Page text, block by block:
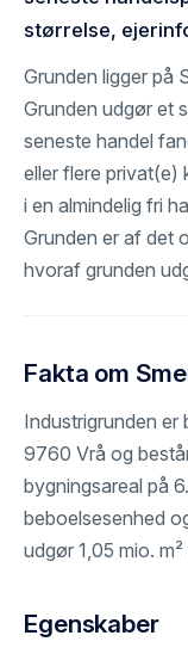
størrelse,
Grunden ligger på
Grunden udgør et
seneste handel
eller flere privat(e)
i en almindelig fri
Grunden er af det
hvoraf grunden
Fakta om
Industrigrunden er
9760 Vrå og
bygningsareal på
beboelsesenhed
udgør 1,05 mio.
Egenskaber